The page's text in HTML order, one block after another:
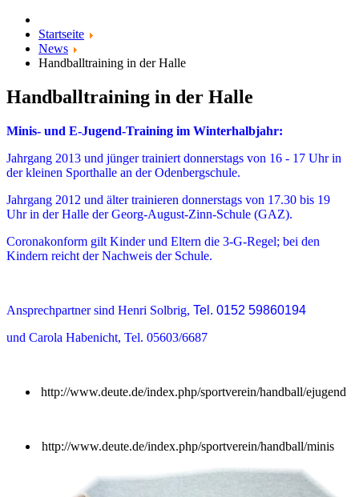
Startseite
News
Handballtraining in der Halle
Handballtraining in der Halle
Minis- und E-Jugend-Training im Winterhalbjahr:
Jahrgang 2013 und jünger trainiert donnerstags von 16 - 17 Uhr in
der kleinen Sporthalle an der Odenbergschule.
Jahrgang 2012 und älter trainieren donnerstags von 17.30 bis 19
Uhr in der Halle der Georg-August-Zinn-Schule (GAZ).
Coronakonform gilt Kinder und Eltern die 3-G-Regel; bei den
Kindern reicht der Nachweis der Schule.
Ansprechpartner sind Henri Solbrig, Tel. 0152 59860194
und Carola Habenicht, Tel. 05603/6687
http://www.deute.de/index.php/sportverein/handball/ejugend
http://www.deute.de/index.php/sportverein/handball/minis